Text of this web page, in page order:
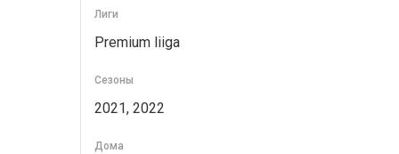
Лиги
Premium liiga
Сезоны
2021, 2022
Дома